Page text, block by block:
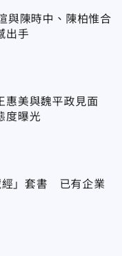
與陳時中、陳柏惟合
出手
惠美與魏平政見面
度曝光
經」套書 已有企業